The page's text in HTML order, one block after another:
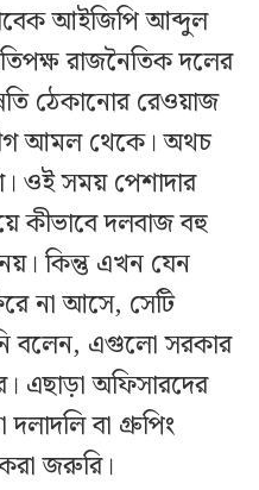
আইজিপি আব্দুল
রাজনৈতিক দলের
ঠেকানোর রেওয়াজ
আমল থেকে। অথচ
ওই সময় পেশাদার
কীভাবে দলবাজ বহু
কিন্তু এখন যেন
না আসে, সেটি
বলেন, এগুলো সরকার
এছাড়া অফিসারদের
বা গ্রুপিং
জরুরি।